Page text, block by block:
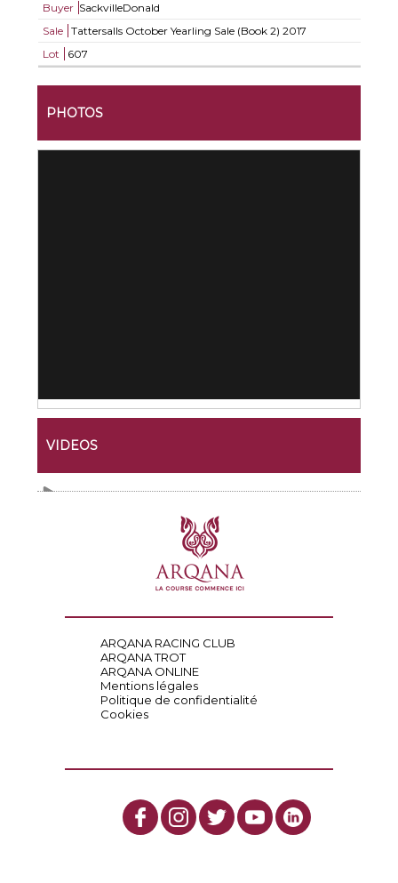
Buyer SackvilleDonald
Sale
Tattersalls October Yearling Sale (Book 2) 2017
Lot
607
PHOTOS
VIDEOS
ARQANA RACING CLUB
ARQANA TROT
ARQANA ONLINE
Mentions légales
Politique de confidentialité
Cookies